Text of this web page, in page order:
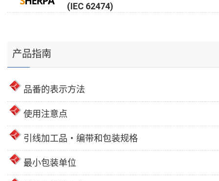
(IEC 62474)
产品指南
品番的表示方法
使用注意点
引线加工品・编带和包装规格
最小包装单位